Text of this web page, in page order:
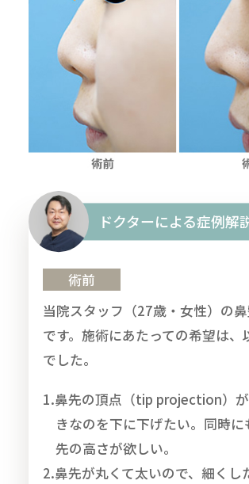
ドクターによる症例解
術前
当院スタッフ（27歳・女性）の
です。施術にあたっての希望は、
でした。
1.鼻先の頂点（tip projection）
きなのを下に下げたい。同時に
先の高さが欲しい。
2.鼻先が丸くて太いので、細くし